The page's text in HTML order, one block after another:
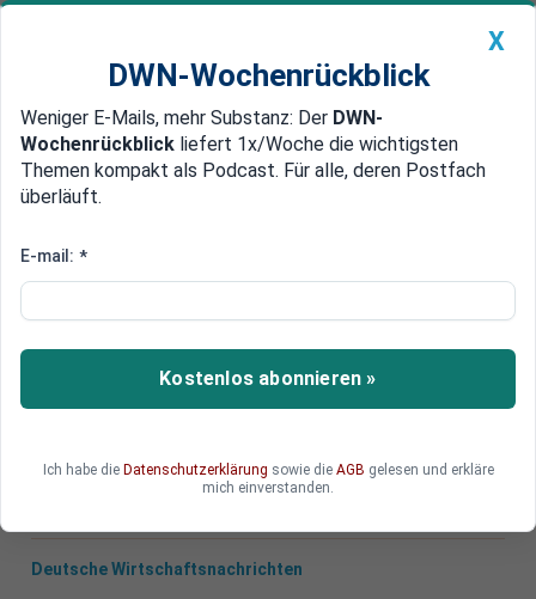
Newsticker MEIN DWN: Geldanlage Premium
Edelmetalle DWN-Magazin China
Putin sagt Wagner-Söldnern
Teil des Deals zur Beendigung der Wagner-
Rebellion ist eine Straffreiheit für die Söldner.
Sogar die Anklage gegen Anführer Prigoschin
Folgen nach sich.
Deutsche Wirtschaftsnachrichten
X
DWN-Wochenrückblick
Weniger E-Mails, mehr Substanz: Der DWN-
Wochenrückblick liefert 1x/Woche die wichtigsten
Themen kompakt als Podcast. Für alle, deren Postfach
überläuft.
E-mail: *
Kostenlos abonnieren »
Ich habe die Datenschutzerklärung sowie die AGB gelesen und erkläre
mich einverstanden.